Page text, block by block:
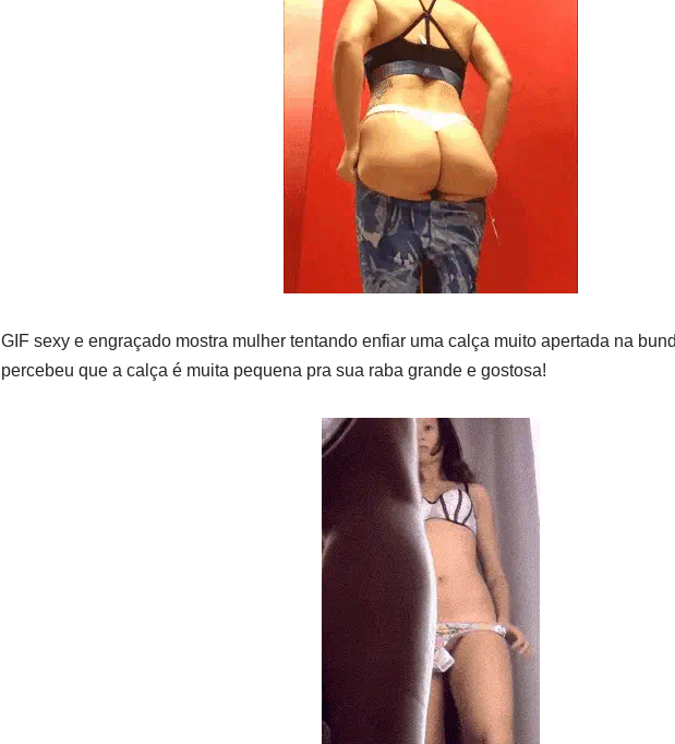
GIF sexy e engraçado mostra mulher tentando enfiar uma calça muito apertada na
percebeu que a calça é muita pequena pra sua raba grande e gostosa!